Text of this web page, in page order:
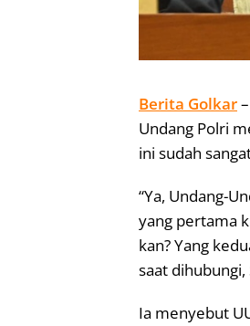
Berita Golkar
Undang Polri
ini sudah
“Ya, Undang-
yang pertama
kan? Yang
saat
Ia menyebut